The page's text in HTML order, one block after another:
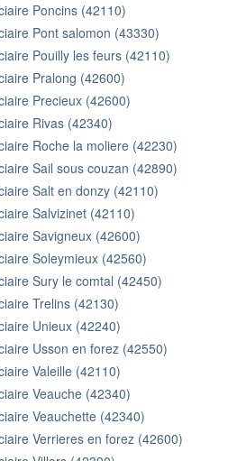
Poncins (42110)
Pont salomon (43330)
Pouilly les feurs (42110)
Pralong (42600)
Precieux (42600)
Rivas (42340)
Roche la moliere (42230)
Sail sous couzan (42890)
Salt en donzy (42110)
Salvizinet (42110)
Savigneux (42600)
Soleymieux (42560)
Sury le comtal (42450)
Trelins (42130)
Unieux (42240)
Usson en forez (42550)
Valeille (42110)
Veauche (42340)
Veauchette (42340)
Verrieres en forez (42600)